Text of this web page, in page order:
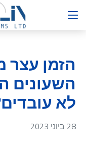
הזמן
השעונים
לא
28 ביוני 2023